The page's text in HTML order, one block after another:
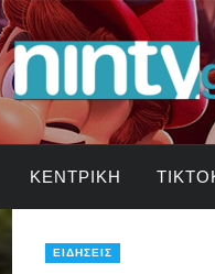
ΚΕΝΤΡΙΚΉ
ΕΙΔΉΣΕΙΣ